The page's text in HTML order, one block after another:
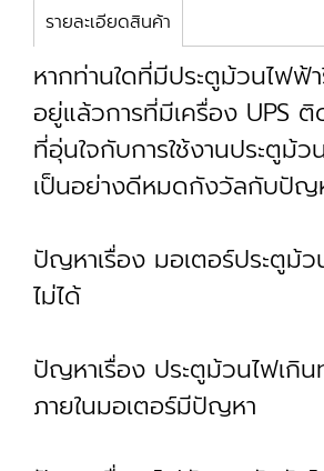
รายละเอียดสินค้า
หากท่านใดที่มีประตูม้วนไฟฟ้
อยู่แล้วการที่มีเครื่อง UPS ติ
ที่อุ่นใจกับการใช้งานประตูม้ว
เป็นอย่างดีหมดกังวัลกับปัญ
ปัญหาเรื่อง มอเตอร์ประตูม้ว
ไม่ได้
ปัญหาเรื่อง ประตูม้วนไฟเกิน
ภายในมอเตอร์มีปัญหา